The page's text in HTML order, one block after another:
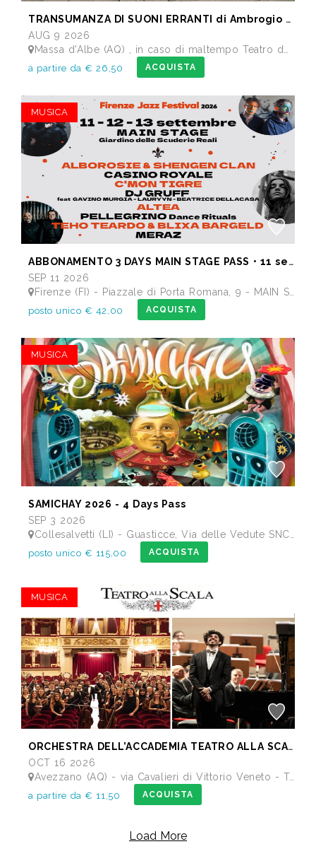
TRANSUMANZA DI SUONI ERRANTI di Ambrogio Sparagna
AUG 9 2026
Massa d'Albe (AQ) , in caso di maltempo Teatro dei Marsi Avezzano AQ - Anfiteatro Romano di Alba Fucens
a partire da € 26,50 ACQUISTA
MUSICA
ABBONAMENTO 3 DAYS MAIN STAGE PASS • 11 settembre: Alborosie & Shengen Clan, DJ Gruff feat Gavino Murgia - Lauryyn - Beatrice Dellacasa, after party Dj Gruff • 12 settembre: Altea, Pellegrino, Casino Royale • 13 settembre: Meraz, Teho Teardo & Blixa Bargeld, C'Mon Tigre
SEP 11 2026
Firenze (FI) - Piazzale di Porta Romana, 9 - MAIN STAGE - Giardino delle Scuderie Reali
posto unico € 42,00 ACQUISTA
MUSICA
SAMICHAY 2026 - 4 Days Pass
SEP 3 2026
Collesalvetti (LI) - Guasticce, Via delle Vedute SNC - Lago Alberto, Tenuta Bellavista Insuese
posto unico € 115,00 ACQUISTA
MUSICA
ORCHESTRA DELL’ACCADEMIA TEATRO ALLA SCALA di Milano
OCT 16 2026
Avezzano (AQ) - via Cavalieri di Vittorio Veneto - Teatro dei Marsi
a partire da € 11,50 ACQUISTA
Load More